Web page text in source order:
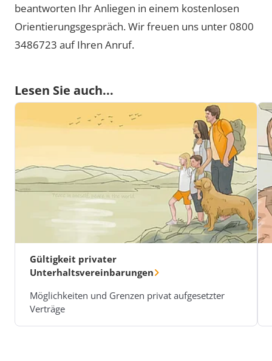
beantworten Ihr Anliegen in einem kostenlosen
Orientierungsgespräch. Wir freuen uns unter 0800
3486723 auf Ihren Anruf.
Lesen Sie auch...
Gültigkeit privater
Unterhaltsvereinbarungen
Möglichkeiten und Grenzen privat aufgesetzter
Verträge